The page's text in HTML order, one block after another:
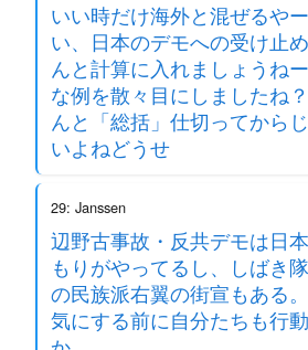
いい時だけ海外と混ぜるや
い、日本のデモへの受け止
んと計算に入れましょうね
な例を散々目にしましたね
んと「総括」仕切ってから
いよねどうせ
29: Janssen
辺野古事故・反共デモは日
もりがやってるし、しばき
の民族派右翼の街宣もある
気にする前に自分たちも行